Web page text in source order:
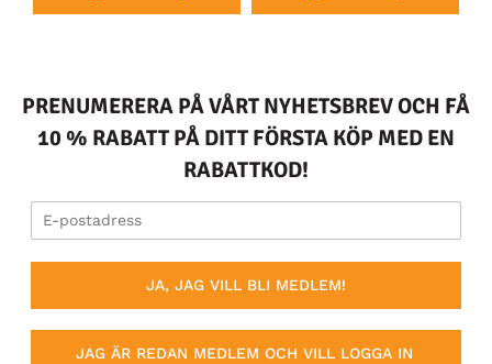
PRENUMERERA PÅ VÅRT NYHETSBREV OCH FÅ
10 % RABATT PÅ DITT FÖRSTA KÖP MED EN
RABATTKOD!
JA, JAG VILL BLI MEDLEM!
JAG ÄR REDAN MEDLEM OCH VILL LOGGA IN